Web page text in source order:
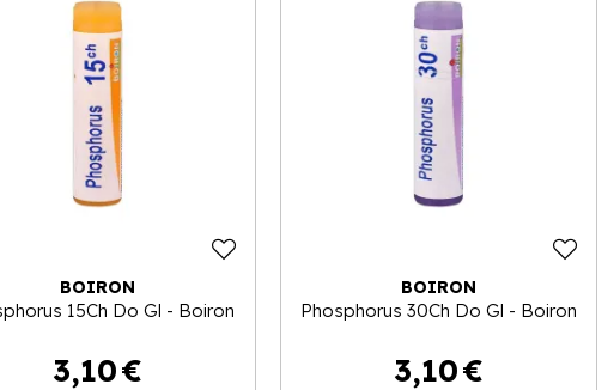
BOIRON
15Ch Do Gl - Boiron
3,10€
BOIRON
Phosphorus 30Ch Do Gl - Boiron
3,10€